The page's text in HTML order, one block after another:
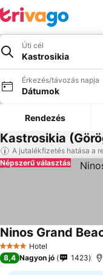
Úti cél
Kastrosikia
Érkezés/távozás napja
Dátumok
Rendezés
Kastrosikia
A jutalékfizetés hatása a
Népszerű választás
4 KategóriaHotel
Ninos Grand
8,4 Nagyon jó 1423